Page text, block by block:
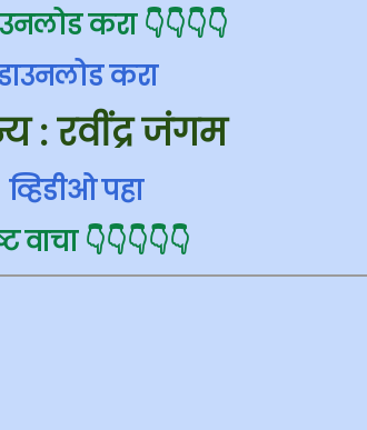
करा 👇👇👇👇
करा
: रवींद्र जंगम
व्हिडीओ पहा
वाचा 👇👇👇👇👇